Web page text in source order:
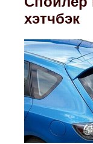
хэтчбэк
Mitsubishi
Opel
Renault
Suzuki